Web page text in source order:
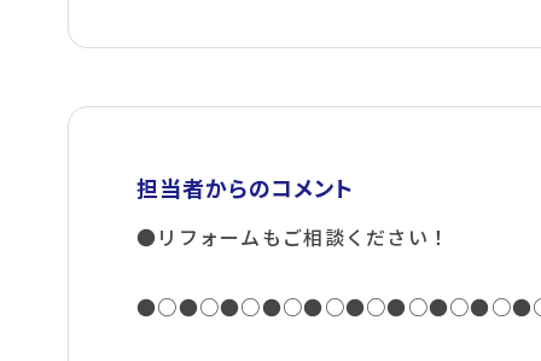
担当者からのコメント
●リフォームもご相談ください！